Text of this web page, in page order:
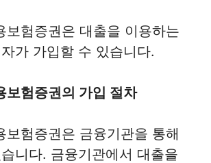
보험증권은 대출을 이용하는
가 가입할 수 있습니다.
보험증권의 가입 절차
보험증권은 금융기관을 통해
니다. 금융기관에서 대출을